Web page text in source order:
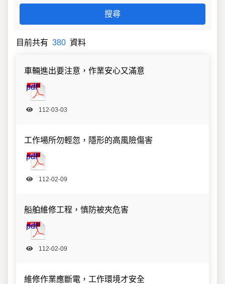
目前共有 380 資料
車輛進出要注意，作業安心又滿意
pdf
112-03-03
工作場所勿輕忽，隱形的高風險傷害
pdf
112-02-09
船舶維修工程，慎防被夾危害
pdf
112-02-09
維修作業應斷電，工作環境才安全